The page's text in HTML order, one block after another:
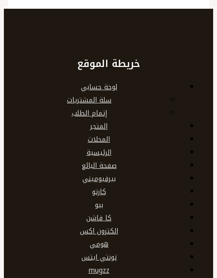
خريطة الموقع
لوحة حسابي
سلة المشتريات
إتمام الطلب
المتجر
المحلات
الرئيسية
صفحة البائع
بيرفيوميني
كارتو
بيو
كا فاشن
الكترون اكس
هومي
تونتي ايتس
mugzz